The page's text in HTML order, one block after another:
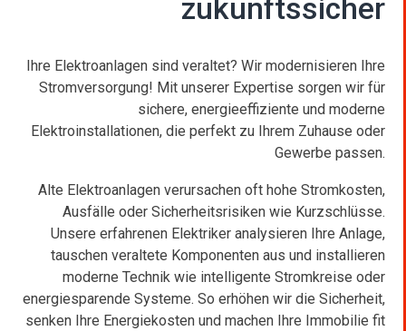
zukunftssicher
Ihre Elektroanlagen sind veraltet? Wir modernisieren Ihre
Stromversorgung! Mit unserer Expertise sorgen wir für
sichere, energieeffiziente und moderne
Elektroinstallationen, die perfekt zu Ihrem Zuhause oder
Gewerbe passen.
Alte Elektroanlagen verursachen oft hohe Stromkosten,
Ausfälle oder Sicherheitsrisiken wie Kurzschlüsse.
Unsere erfahrenen Elektriker analysieren Ihre Anlage,
tauschen veraltete Komponenten aus und installieren
moderne Technik wie intelligente Stromkreise oder
energiesparende Systeme. So erhöhen wir die Sicherheit,
senken Ihre Energiekosten und machen Ihre Immobilie fit